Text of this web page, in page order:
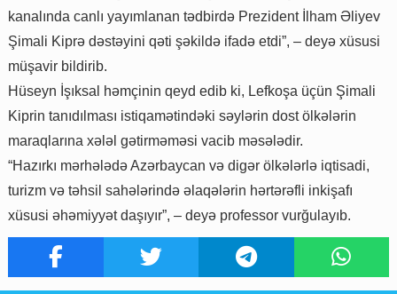
kanalında canlı yayımlanan tədbirdə Prezident İlham Əliyev
Şimali Kiprə dəstəyini qəti şəkildə ifadə etdi”, – deyə xüsusi
müşavir bildirib.
Hüseyn İşıksal həmçinin qeyd edib ki, Lefkoşa üçün Şimali
Kiprin tanıdılması istiqamətindəki səylərin dost ölkələrin
maraqlarına xələl gətirməməsi vacib məsələdir.
“Hazırkı mərhələdə Azərbaycan və digər ölkələrlə iqtisadi,
turizm və təhsil sahələrində əlaqələrin hərtərəfli inkişafı
xüsusi əhəmiyyət daşıyır”, – deyə professor vurğulayıb.